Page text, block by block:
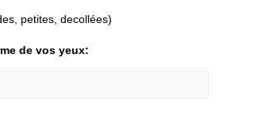
petites, decollées)
de vos yeux: